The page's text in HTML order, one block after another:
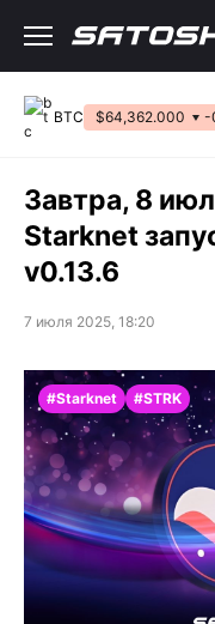
содержанию
BTC $64,362.000 -
Завтра, 8
Starknet
v0.13.6
7 июля 2025, 18:20
#Starknet #STRK